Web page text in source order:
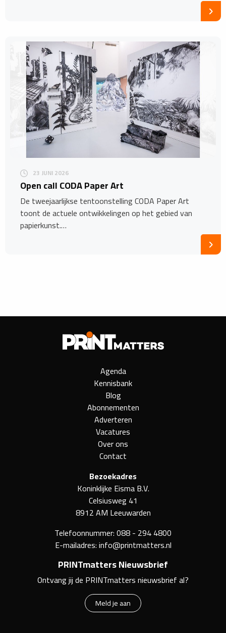
23 JUNI 2026
Open call CODA Paper Art
De tweejaarlijkse tentoonstelling CODA Paper Art
toont de actuele ontwikkelingen op het gebied van
papierkunst.…
Agenda
Kennisbank
Blog
Abonnementen
Adverteren
Vacatures
Over ons
Contact
Bezoekadres
Koninklijke Eisma B.V.
Celsiusweg 41
8912 AM Leeuwarden
Telefoonnummer:088 - 294 4800
E-mailadres:info@printmatters.nl
PRINTmatters Nieuwsbrief
Ontvang jij de PRINTmatters nieuwsbrief al?
Meld je aan